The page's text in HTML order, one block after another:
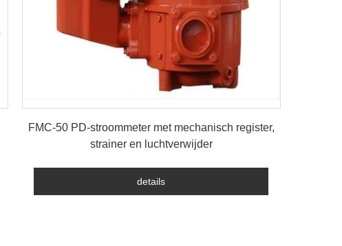
FMC-50 PD-stroommeter met mechanisch register,
strainer en luchtverwijder
details